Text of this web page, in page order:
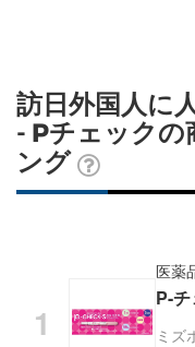
訪日外国人に
- Pチェックの
ング
医薬
P-
ミズ